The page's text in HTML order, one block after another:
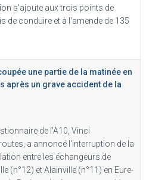
s'ajoute aux trois points de
de conduire et à l'amende de 135
une partie de la matinée en
après un grave accident de la
de l'A10, Vinci
a annoncé l'interruption de la
entre les échangeurs de
(n°12) et Alainville (n°11) en Eure-